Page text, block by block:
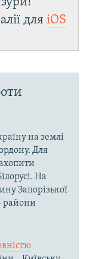
для iOS
на землі
Для
На
Запорізької
райони